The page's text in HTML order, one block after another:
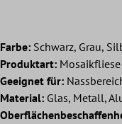
Farbe: Schwarz, Grau,
Produktart: Mosaikfliese
Geeignet für:
Material: Glas, Metall,